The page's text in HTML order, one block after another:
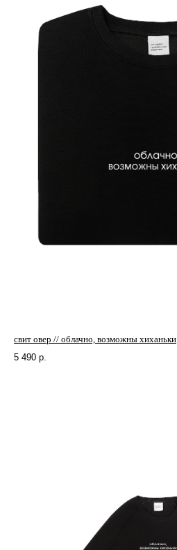
свит овер // облачно, возможны хиханьки
5 490 р.